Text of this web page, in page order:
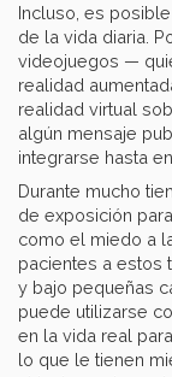
Incluso, es
de la vida diaria.
videojuegos —
realidad
realidad virtual
algún mensaje
integrarse hasta
Durante mucho
de exposición
como el miedo a
pacientes a estos
y bajo pequeñas
puede utilizarse
en la vida real
lo que le tienen